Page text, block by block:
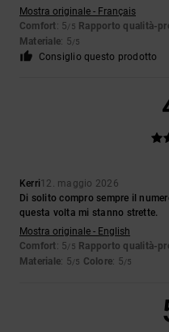
Mostra originale - Français
Comfort: 5/5 Rapporto qualità-
Materiale: 5/5
Consiglio questo prodotto
Kerri12. maggio 2026
Di solito compro sempre il
questa volta mi stanno strette.
Mostra originale - English
Comfort: 5/5 Rapporto qualità-
Materiale: 5/5 Colore: 5/5